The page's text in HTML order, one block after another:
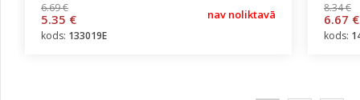
6.69 €
5.35 € nav noliktavā
kods: 133019E
8.34 €
6.67 €
kods: